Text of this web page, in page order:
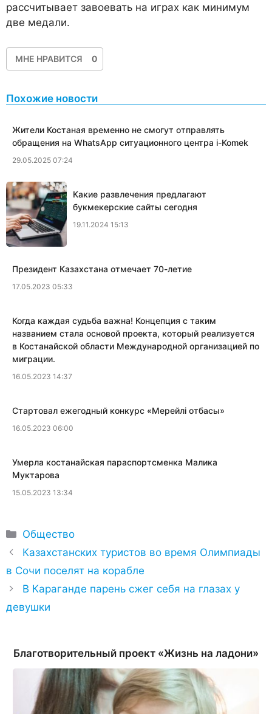
рассчитывает завоевать на играх как минимум
две медали.
МНЕ НРАВИТСЯ 0
Похожие новости
Жители Костаная временно не смогут отправлять
обращения на WhatsApp ситуационного центра i-Komek
29.05.2025 07:24
Какие развлечения предлагают
букмекерские сайты сегодня
19.11.2024 15:13
Президент Казахстана отмечает 70-летие
17.05.2023 05:33
Когда каждая судьба важна! Концепция с таким
названием стала основой проекта, который реализуется
в Костанайской области Международной организацией по
миграции.
16.05.2023 14:37
​Стартовал ежегодный конкурс «Мерейлi отбасы»
16.05.2023 06:00
​Умерла костанайская параспортсменка Малика
Муктарова
15.05.2023 13:34
Рубрики
Общество
Казахстанских туристов во время Олимпиады
в Сочи поселят на корабле
В Караганде парень сжег себя на глазах у
девушки
Благотворительный проект «Жизнь на ладони»